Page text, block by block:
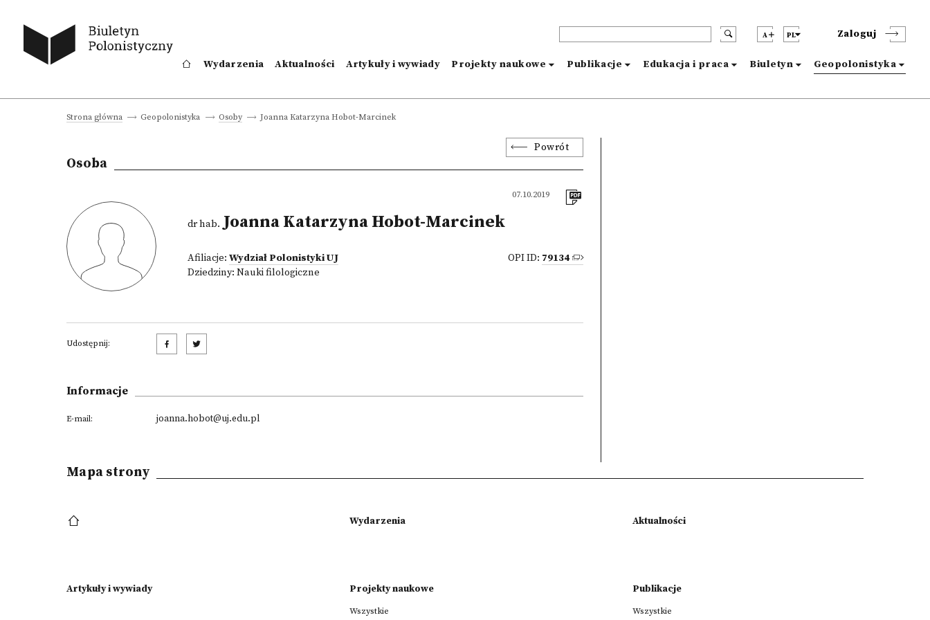
A PL Zaloguj
Wydarzenia Aktualności Artykuły i wywiady Projekty naukowe Publikacje Edukacja i praca Biuletyn Geopolonistyka
Strona główna Geopolonistyka Osoby Joanna Katarzyna Hobot-Marcinek
Powrót
Osoba
07.10.2019
dr hab. Joanna Katarzyna Hobot-Marcinek
Afiliacje: Wydział Polonistyki UJ
Dziedziny: Nauki filologiczne
OPI ID: 79134
Udostępnij:
Informacje
E-mail: joanna.hobot@uj.edu.pl
Mapa strony
Wydarzenia Aktualności
Artykuły i wywiady Projekty naukowe
Wszystkie
Publikacje
Wszystkie